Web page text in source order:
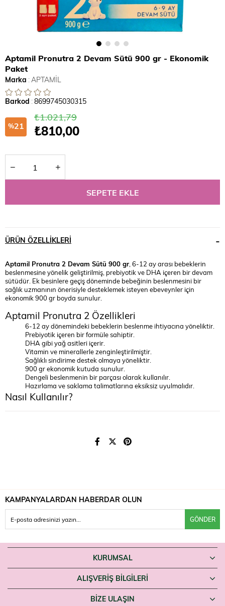
Aptamil Pronutra 2 Devam Sütü 900 gr - Ekonomik
Paket
Marka :APTAMİL
Barkod :8699745030315
%21
₺1.021,79
₺810,00
ÜRÜN ÖZELLIKLERI
Aptamil Pronutra 2 Devam Sütü 900 gr , 6-12 ay arası bebeklerin
beslenmesine yönelik geliştirilmiş, prebiyotik ve DHA içeren bir devam
sütüdür. Ek besinlere geçiş döneminde bebeğinin beslenmesini bir
sağlık uzmanının önerisiyle desteklemek isteyen ebeveynler için
ekonomik 900 gr boyda sunulur.
Aptamil Pronutra 2 Özellikleri
6-12 ay dönemindeki bebeklerin beslenme ihtiyacına yöneliktir.
Prebiyotik içeren bir formüle sahiptir.
DHA gibi yağ asitleri içerir.
Vitamin ve minerallerle zenginleştirilmiştir.
Sağlıklı sindirime destek olmaya yöneliktir.
900 gr ekonomik kutuda sunulur.
Dengeli beslenmenin bir parçası olarak kullanılır.
Hazırlama ve saklama talimatlarına eksiksiz uyulmalıdır.
Nasıl Kullanılır?
KAMPANYALARDAN HABERDAR OLUN
GÖNDER
KURUMSAL
ALIŞVERİŞ BİLGİLERİ
BIZE ULAŞIN